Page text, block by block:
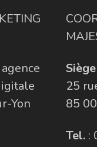
Yon
25
85
Tel.: